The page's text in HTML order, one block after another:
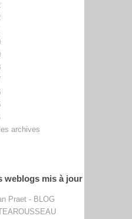
archives
weblogs mis à jour
Praet - BLOG